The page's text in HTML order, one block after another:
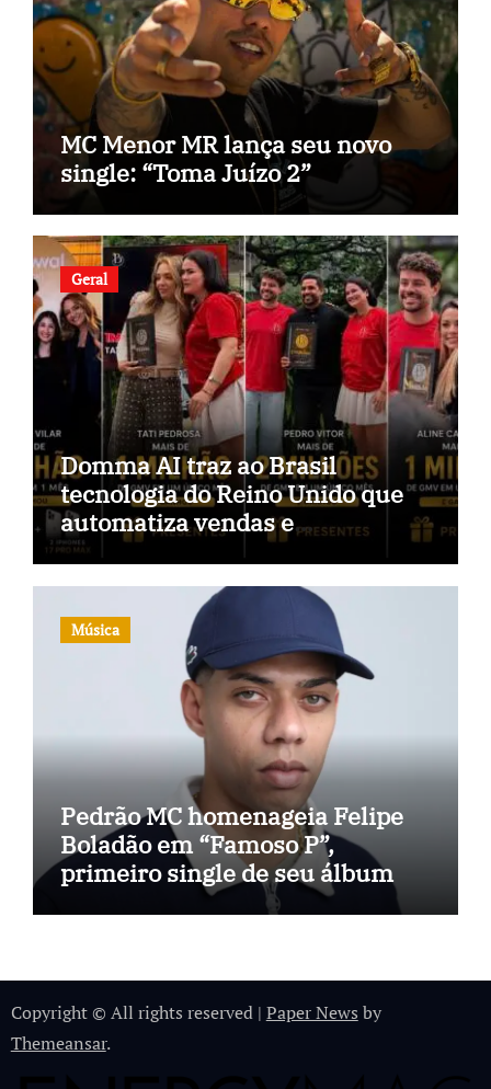
MC Menor MR lança seu novo
single: “Toma Juízo 2”
Geral
Domma AI traz ao Brasil
tecnologia do Reino Unido que
automatiza vendas e
inteligência no TikTok Shop
Música
Pedrão MC homenageia Felipe
Boladão em “Famoso P”,
primeiro single de seu álbum
Copyright © All rights reserved | Paper News by
Themeansar.